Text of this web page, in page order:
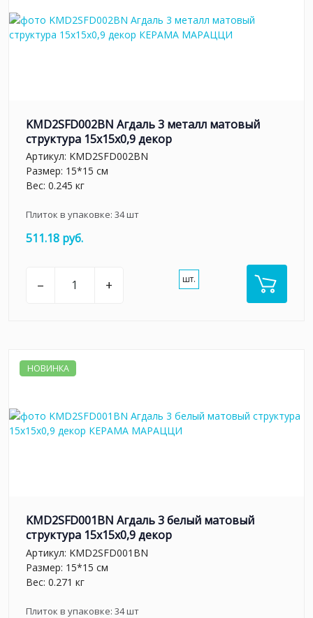
KMD2SFD002BN Агдаль 3 металл матовый
структура 15x15x0,9 декор
Артикул: KMD2SFD002BN
Размер: 15*15 см
Вес: 0.245 кг
Плиток в упаковке: 34шт
511.18 руб.
– + шт.
НОВИНКА
KMD2SFD001BN Агдаль 3 белый матовый
структура 15x15x0,9 декор
Артикул: KMD2SFD001BN
Размер: 15*15 см
Вес: 0.271 кг
Плиток в упаковке: 34шт